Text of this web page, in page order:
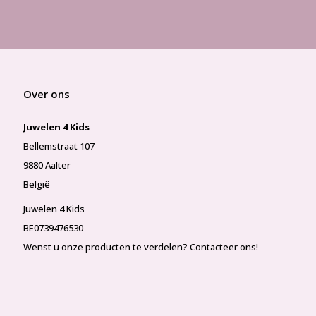
Over ons
Juwelen 4 Kids
Bellemstraat 107
9880 Aalter
België
Juwelen 4 Kids
BE0739476530
Wenst u onze producten te verdelen? Contacteer ons!